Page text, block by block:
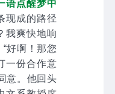
语点醒梦中
现成的路径
我爽快地响
好啊！那您
一份合作意
意。他回头